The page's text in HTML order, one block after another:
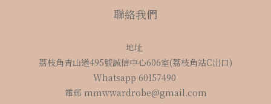
聯絡我們
地址
荔枝角青山道495號誠信中心606室(荔枝角站C岀口)
Whatsapp 60157490
電郵 mmwwardrobe@gmail.com